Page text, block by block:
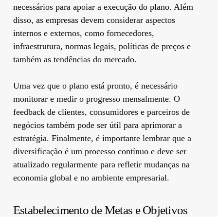
necessários para apoiar a execução do plano. Além
disso, as empresas devem considerar aspectos
internos e externos, como fornecedores,
infraestrutura, normas legais, políticas de preços e
também as tendências do mercado.
Uma vez que o plano está pronto, é necessário
monitorar e medir o progresso mensalmente. O
feedback de clientes, consumidores e parceiros de
negócios também pode ser útil para aprimorar a
estratégia. Finalmente, é importante lembrar que a
diversificação é um processo contínuo e deve ser
atualizado regularmente para refletir mudanças na
economia global e no ambiente empresarial.
Estabelecimento de Metas e Objetivos